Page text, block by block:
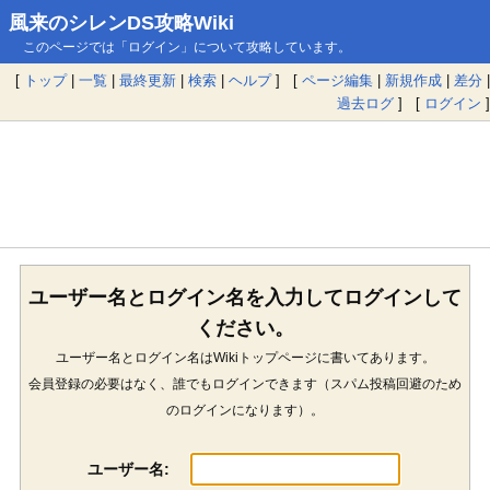
風来のシレンDS攻略Wiki
このページでは「ログイン」について攻略しています。
[ トップ| 一覧 | 最終更新 | 検索 | ヘルプ] [ ページ編集 | 新規作成 | 差分 |
過去ログ ] [ ログイン ]
ユーザー名とログイン名を入力してログインして
ください。
ユーザー名とログイン名はWikiトップページに書いてあります。
会員登録の必要はなく、誰でもログインできます（スパム投稿回避のため
のログインになります）。
ユーザー名: